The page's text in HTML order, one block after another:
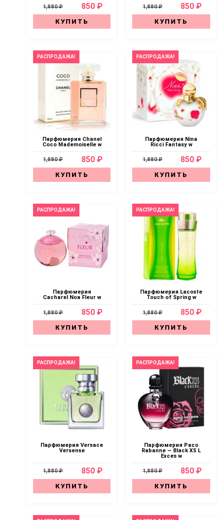
1,880 ₽ 850 ₽
КУПИТЬ
1,880 ₽ 850 ₽
КУПИТЬ
РАСПРОДАЖА!
Парфюмерия Chanel
Coco Mademoiselle w
1,880 ₽ 850 ₽
КУПИТЬ
РАСПРОДАЖА!
Парфюмерия Nina
Ricci Fantasy w
1,880 ₽ 850 ₽
КУПИТЬ
РАСПРОДАЖА!
Парфюмерия
Cacharel Noa Fleur w
1,880 ₽ 850 ₽
КУПИТЬ
РАСПРОДАЖА!
Парфюмерия Lacoste
Touch of Spring w
1,880 ₽ 850 ₽
КУПИТЬ
РАСПРОДАЖА!
Парфюмерия Versace
Versense
1,880 ₽ 850 ₽
КУПИТЬ
РАСПРОДАЖА!
Парфюмерия Paco
Rabanne — Black XS L
Exces w
1,880 ₽ 850 ₽
КУПИТЬ